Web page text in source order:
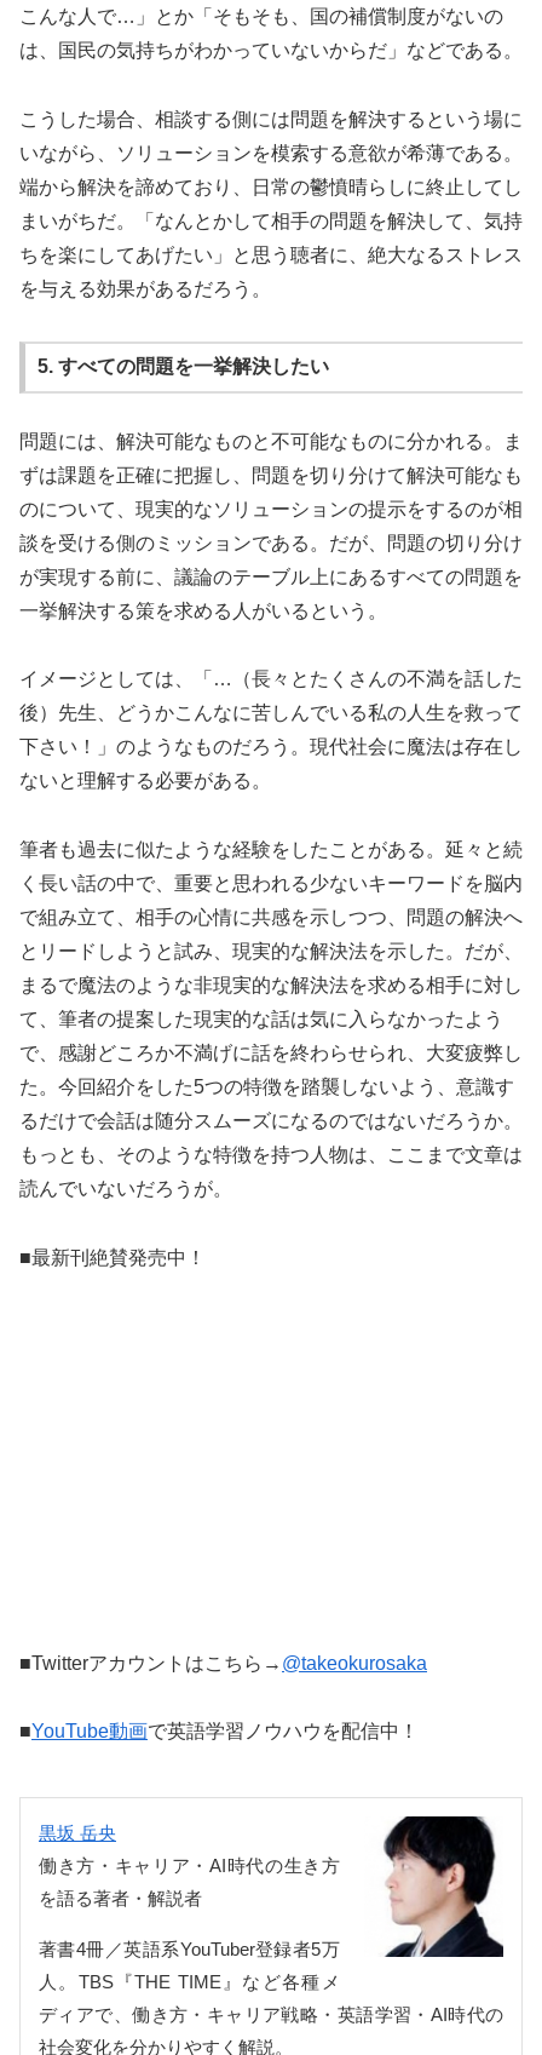
こんな人で…」とか「そもそも、国の補償制度がないの
は、国民の気持ちがわかっていないからだ」などである。
こうした場合、相談する側には問題を解決するという場に
いながら、ソリューションを模索する意欲が希薄である。
端から解決を諦めており、日常の鬱憤晴らしに終止してし
まいがちだ。「なんとかして相手の問題を解決して、気持
ちを楽にしてあげたい」と思う聴者に、絶大なるストレス
を与える効果があるだろう。
5. すべての問題を一挙解決したい
問題には、解決可能なものと不可能なものに分かれる。ま
ずは課題を正確に把握し、問題を切り分けて解決可能なも
のについて、現実的なソリューションの提示をするのが相
談を受ける側のミッションである。だが、問題の切り分け
が実現する前に、議論のテーブル上にあるすべての問題を
一挙解決する策を求める人がいるという。
イメージとしては、「…（長々とたくさんの不満を話した
後）先生、どうかこんなに苦しんでいる私の人生を救って
下さい！」のようなものだろう。現代社会に魔法は存在し
ないと理解する必要がある。
筆者も過去に似たような経験をしたことがある。延々と続
く長い話の中で、重要と思われる少ないキーワードを脳内
で組み立て、相手の心情に共感を示しつつ、問題の解決へ
とリードしようと試み、現実的な解決法を示した。だが、
まるで魔法のような非現実的な解決法を求める相手に対し
て、筆者の提案した現実的な話は気に入らなかったよう
で、感謝どころか不満げに話を終わらせられ、大変疲弊し
た。今回紹介をした5つの特徴を踏襲しないよう、意識す
るだけで会話は随分スムーズになるのではないだろうか。
もっとも、そのような特徴を持つ人物は、ここまで文章は
読んでいないだろうが。
■最新刊絶賛発売中！
■Twitterアカウントはこちら→ @takeokurosaka
■YouTube動画で英語学習ノウハウを配信中！
黒坂 岳央
働き方・キャリア・AI時代の生き方
を語る著者・解説者
著書4冊／英語系YouTuber登録者5万
人。TBS『THE TIME』など各種メ
ディアで、働き方・キャリア戦略・英語学習・AI時代の
社会変化を分かりやすく解説。